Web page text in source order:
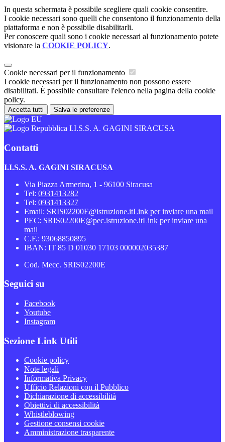
In questa schermata è possibile scegliere quali cookie consentire.
I cookie necessari sono quelli che consentono il funzionamento della
piattaforma e non è possibile disabilitarli.
Per conoscere quali sono i cookie necessari al funzionamento potete
visionare la COOKIE POLICY.
Cookie necessari per il funzionamento
I cookie necessari per il funzionamento non possono essere
disabilitati. È possibile consultare l'elenco nella pagina della cookie
policy.
Accetta tutti Salva le preferenze
I.I.S.S. A. GAGINI SIRACUSA
Contatti
I.I.S.S. A. GAGINI SIRACUSA
Via Piazza Armerina, 1 - 96100 Siracusa
Tel: 0931413282
Tel: 0931413327
Email: SRIS02200E@istruzione.itLink per inviare una mail
PEC: SRIS02200E@pec.istruzione.itLink per inviare una
mail
C.F.: 93068850895
IBAN: IT 85 D 01030 17103 000002035387
Cod. Mecc. SRIS02200E
Seguici su
Facebook
Youtube
Instagram
Sezione Link Utili
Cookie policy
Note legali
Informativa Privacy
Ufficio Relazioni con il Pubblico
Dichiarazione di accessibilità
Obiettivi di accessibilità
Whistleblowing
Gestione consensi cookie
Amministrazione trasparente